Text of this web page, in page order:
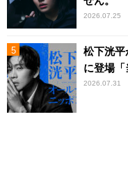
2026.07.25
松下洸平
に登場「
2026.07.31